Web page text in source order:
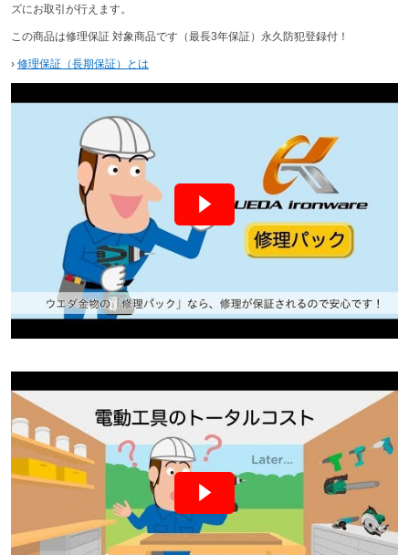
ズにお取引が行えます。
この商品は修理保証 対象商品です（最長3年保証）永久防犯登録付！
› 修理保証（長期保証）とは